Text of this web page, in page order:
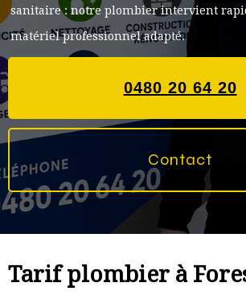
sanitaire : notre plombier intervient
matériel professionnel adapté.
0480 20 64 20
Contact
Tarif plombier à